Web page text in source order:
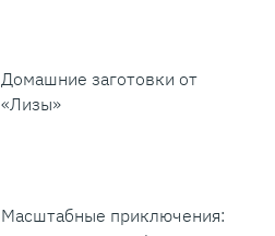
Домашние заготовки от
«Лизы»
Масштабные приключения: